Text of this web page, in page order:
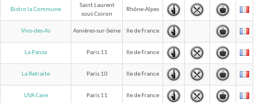
Bistro la Commune
Saint Laurent
sous Coiron
Rhône-Alpes
Vins-des-As Asnières-sur-Seine Ile de France
La Panza Paris 11 Ile de France
La Retraite Paris 10 Ile de France
UVA Cave Paris 11 Ile de France